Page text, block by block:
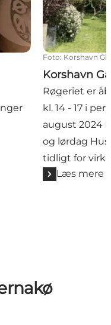
Foto: Korshavn Gl.
Korshavn
Røgeriet er
kl. 14 - 17 i
august 2024
og lørdag
tidligt for
Læs mere
billede